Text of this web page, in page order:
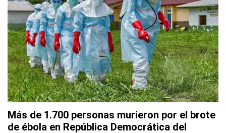
Más de 1.700 personas murieron por el brote
de ébola en República Democrática del